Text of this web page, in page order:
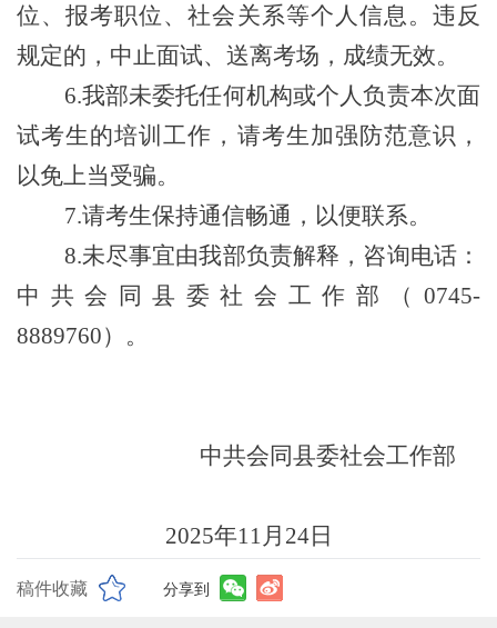
位、报考职位、社会关系等个人信息。违反
规定的，中止面试、送离考场，成绩无效。
6.我部未委托任何机构或个人负责本次面
试考生的培训工作，请考生加强防范意识，
以免上当受骗。
7.请考生保持通信畅通，以便联系。
8.未尽事宜由我部负责解释，咨询电话：
中共会同县委社会工作部
（0745-
8889760）。
中共会同县委社会工作部
2025年11 月 24日
稿件收藏 分享到